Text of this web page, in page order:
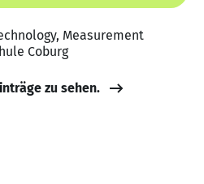
Measurement
Coburg
zu sehen.